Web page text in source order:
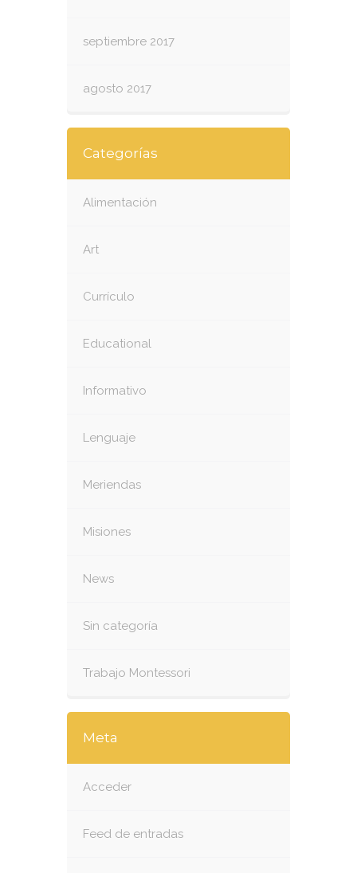
septiembre 2017
agosto 2017
Categorías
Alimentación
Art
Currículo
Educational
Informativo
Lenguaje
Meriendas
Misiones
News
Sin categoría
Trabajo Montessori
Meta
Acceder
Feed de entradas